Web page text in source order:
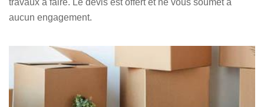
travaux à faire. Le devis est offert et ne vous soumet à
aucun engagement.